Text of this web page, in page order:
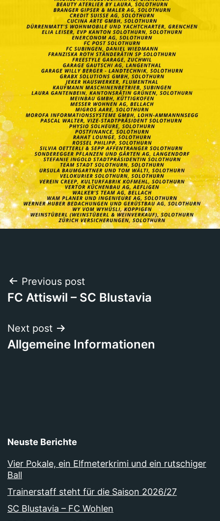
Beitragsnavigation
Previous post
FC Attiswil – SC Blustavia
Next post
Allgemeine Informationen
Neuste Berichte
Vier Pokale, ein Elfmeterkrimi und ein rutschiger
Ball
Trainerstaff steht für die Saison 2026/27
SC Blustavia – FC Wohlen